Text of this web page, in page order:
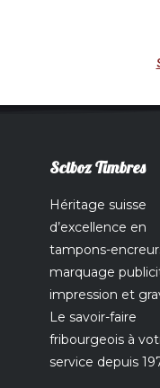
Sciboz Timbres
Héritage suisse
d’excellence en
tampons-
marquage
impression et
Le savoir-faire
fribourgeois à
service depuis